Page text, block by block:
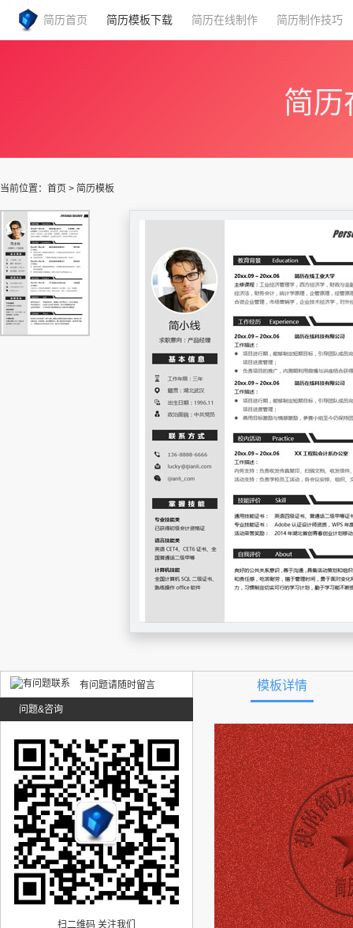
简历首页 简历模板下载 简历在线制作 简历制作技巧
简历
当前位置： 首页 > 简历模板
有问题请随时留言
问题&咨询
扫二维码 关注我们
模板详情